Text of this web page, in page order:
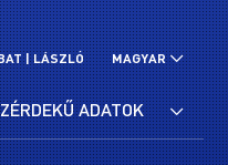
|LÁSZLÓ MAGYAR
ADATOK